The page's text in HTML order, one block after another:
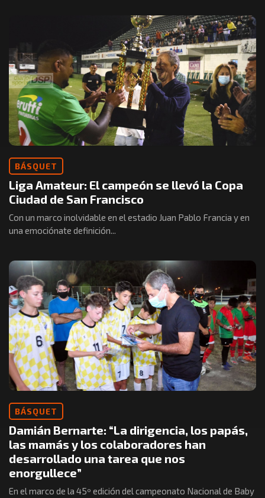
BÁSQUET
Liga Amateur: El campeón se llevó la Copa
Ciudad de San Francisco
Con un marco inolvidable en el estadio Juan Pablo Francia y en
una emociónate definición...
BÁSQUET
Damián Bernarte: “La dirigencia, los papás,
las mamás y los colaboradores han
desarrollado una tarea que nos
enorgullece”
En el marco de la 45º edición del campeonato Nacional de Baby